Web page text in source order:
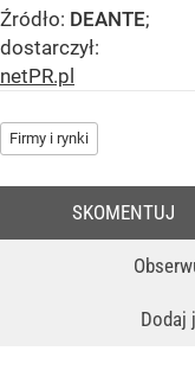
Źródło: DEANTE;
dostarczył:
netPR.pl
Firmy i rynki
Dodaj
SKOMENTUJ